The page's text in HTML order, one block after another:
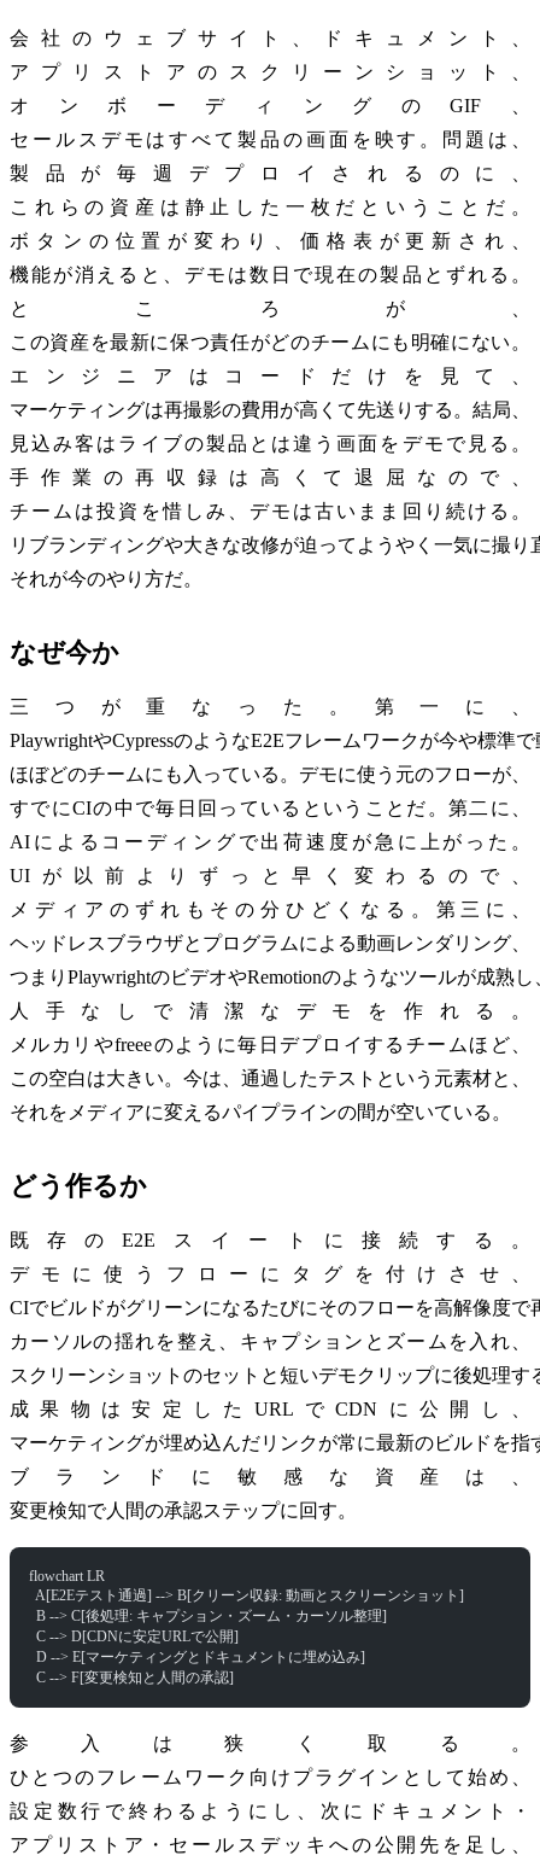
会社のウェブサイト、ドキュメント、
アプリストアのスクリーンショット、
オンボーディングのGIF、
セールスデモはすべて製品の画面を映す。問題は、
製品が毎週デプロイされるのに、
これらの資産は静止した一枚だということだ。
ボタンの位置が変わり、価格表が更新され、
機能が消えると、デモは数日で現在の製品とずれる。
ところが、
この資産を最新に保つ責任がどのチームにも明確にない。
エンジニアはコードだけを見て、
マーケティングは再撮影の費用が高くて先送りする。結局、
見込み客はライブの製品とは違う画面をデモで見る。
手作業の再収録は高くて退屈なので、
チームは投資を惜しみ、デモは古いまま回り続ける。
リブランディングや大きな改修が迫ってようやく一気に撮り
それが今のやり方だ。
なぜ今か
三つが重なった。第一に、
PlaywrightやCypressのようなE2Eフレームワークが今や標準
ほぼどのチームにも入っている。デモに使う元のフローが、
すでにCIの中で毎日回っているということだ。第二に、
AIによるコーディングで出荷速度が急に上がった。
UIが以前よりずっと早く変わるので、
メディアのずれもその分ひどくなる。第三に、
ヘッドレスブラウザとプログラムによる動画レンダリング、
つまりPlaywrightのビデオやRemotionのようなツールが成熟し
人手なしで清潔なデモを作れる。
メルカリやfreeeのように毎日デプロイするチームほど、
この空白は大きい。今は、通過したテストという元素材と、
それをメディアに変えるパイプラインの間が空いている。
どう作るか
既存のE2Eスイートに接続する。
デモに使うフローにタグを付けさせ、
CIでビルドがグリーンになるたびにそのフローを高解像度で
カーソルの揺れを整え、キャプションとズームを入れ、
スクリーンショットのセットと短いデモクリップに後処理す
成果物は安定したURLでCDNに公開し、
マーケティングが埋め込んだリンクが常に最新のビルドを指
ブランドに敏感な資産は、
変更検知で人間の承認ステップに回す。
flowchart LR
  A[E2Eテスト通過] --> B[クリーン収録: 動画とスクリーンショット]
  B --> C[後処理: キャプション・ズーム・カーソル整理]
  C --> D[CDNに安定URLで公開]
  D --> E[マーケティングとドキュメントに埋め込み]
  C --> F[変更検知と人間の承認]
参入は狭く取る。
ひとつのフレームワーク向けプラグインとして始め、
設定数行で終わるようにし、次にドキュメント・
アプリストア・セールスデッキへの公開先を足し、